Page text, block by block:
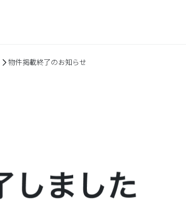
物件掲載終了のお知らせ